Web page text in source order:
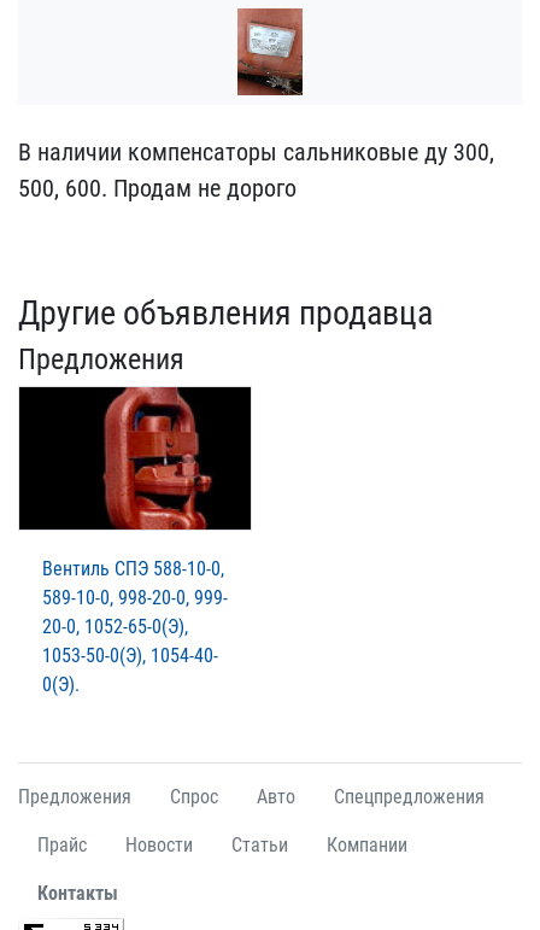
В наличии компенсаторы с​альниковые ду 300,
500, ​600. Продам не дорого
Другие объявления продавца
Предложения
Вентиль СПЭ 588-10-0,
589-10-0, 998-20-0, 999-
20-0, 1052-65-0(Э),
1053-50-0(Э), 1054-40-
0(Э).
Предложения Спрос Авто Спецпредложения
Прайс Новости Статьи Компании
Контакты